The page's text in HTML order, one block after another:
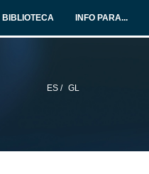
BIBLIOTECA INFO PARA...
ES / GL